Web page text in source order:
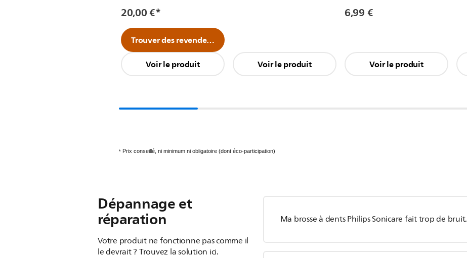
20,00 €*
Trouver des revendeurs
Voir le produit
Voir le produit
6,99 €
Voir le produit
* Prix conseillé, ni minimum ni obligatoire (dont éco-participation)
Dépannage et
réparation
Votre produit ne fonctionne pas comme il
le devrait ? Trouvez la solution ici.
Ma brosse à dents Philips Sonicare fait trop de bruit.